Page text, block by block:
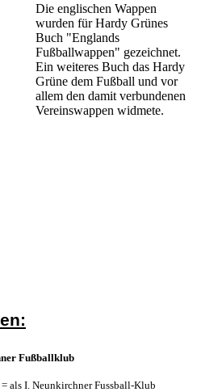
Die englischen Wappen
wurden für Hardy Grünes
Buch "Englands
Fußballwappen" gezeichnet.
Ein weiteres Buch das Hardy
Grüne dem Fußball und vor
allem den damit verbundenen
Vereinswappen widmete.
Fußballklub
als I. Neunkirchner Fussball-Klub